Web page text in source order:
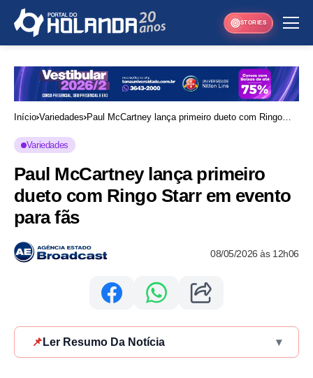
STORIES
Início Variedades Paul McCartney lança primeiro dueto com Ringo
Variedades
Paul McCartney lança primeiro
dueto com Ringo Starr em evento
para fãs
08/05/2026 às 12h06
📌 Ler Resumo Da Notícia ▾